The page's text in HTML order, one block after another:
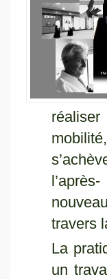
réaliser
travers
La
un